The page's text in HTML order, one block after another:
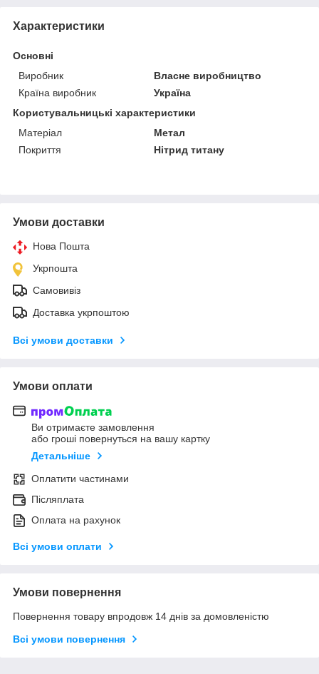
Характеристики
Основні
Виробник
Власне виробництво
Країна виробник
Україна
Користувальницькі характеристики
Матеріал
Метал
Покриття
Нітрид титану
Умови доставки
Нова Пошта
Укрпошта
Самовивіз
Доставка укрпоштою
Всі умови доставки
Умови оплати
Ви отримаєте замовлення
або гроші повернуться на вашу картку
Детальніше
Оплатити частинами
Післяплата
Оплата на рахунок
Всі умови оплати
Умови повернення
Повернення товару впродовж 14 днів за домовленістю
Всі умови повернення